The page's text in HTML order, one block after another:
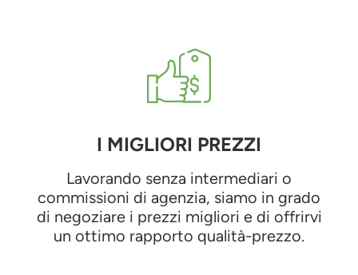
I MIGLIORI PREZZI
Lavorando senza intermediari o
commissioni di agenzia, siamo in grado
di negoziare i prezzi migliori e di offrirvi
un ottimo rapporto qualità-prezzo.